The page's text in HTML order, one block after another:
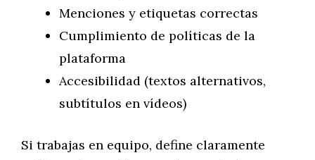
Menciones y etiquetas correctas
Cumplimiento de políticas de la
plataforma
Accesibilidad (textos alternativos,
subtítulos en vídeos)
Si trabajas en equipo, define claramente